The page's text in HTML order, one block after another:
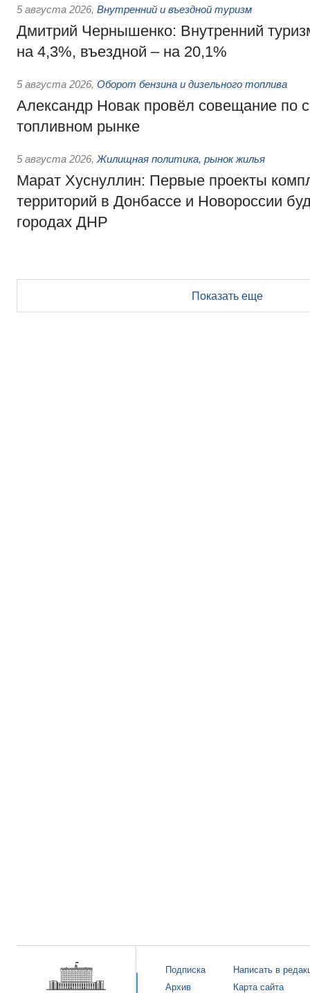
5 августа 2026, Внутренний и въездной туризм
Дмитрий Чернышенко: Внутренний
на 4,3%, въездной – на 20,1%
5 августа 2026, Оборот бензина и дизельного топлива
Александр Новак провёл совещание по
топливном рынке
5 августа 2026, Жилищная политика, рынок жилья
Марат Хуснуллин: Первые проекты
территорий в Донбассе и Новороссии
городах ДНР
Показать еще
Подписка
Архив
Написать в
Карта сайта